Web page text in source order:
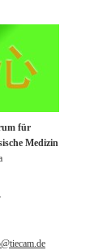
für
Medizin